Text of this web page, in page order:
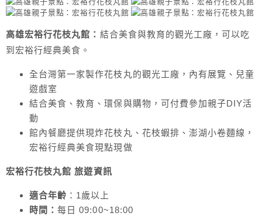
高雄宏裕行花枝丸館： 結合美食與教育的觀光工廠，可以吃
到宏裕行經典美食。
全台灣第一家製作花枝丸的觀光工廠，內有展覽、兒童
遊戲室
結合美食、教育、環保與購物，可付費參加親子DIY活
動
館內餐廳提供現炸花枝丸、花枝蝦排、澎湖小卷麵線，
宏裕行經典美食現點現做
宏裕行花枝丸館 旅遊資訊
適合年齡 ：1歲以上
時間：每日 09:00~18:00